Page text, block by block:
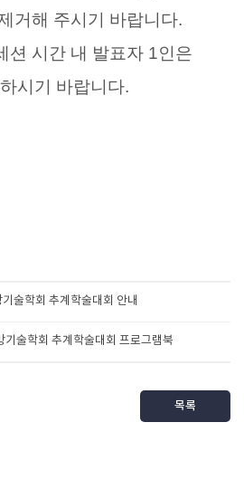
거해 주시기 바랍니다.
션 시간 내 발표자 1인은
시기 바랍니다.
술학회 추계학술대회 안내
기술학회 추계학술대회 프로그램북
목록